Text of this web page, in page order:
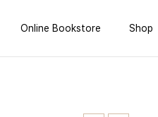
Online Bookstore Shop